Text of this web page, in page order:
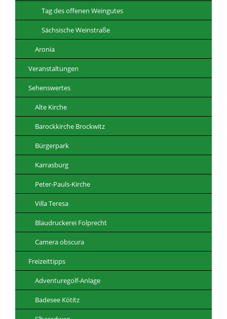
Tag des offenen Weingutes
Sächsische Weinstraße
Aronia
Veranstaltungen
Sehenswertes
Alte Kirche
Barockkirche Brockwitz
Bürgerpark
Karrasburg
Peter-Pauls-Kirche
Villa Teresa
Blaudruckerei Folprecht
Camera obscura
Freizeittipps
Adventuregolf-Anlage
Badesee Kötitz